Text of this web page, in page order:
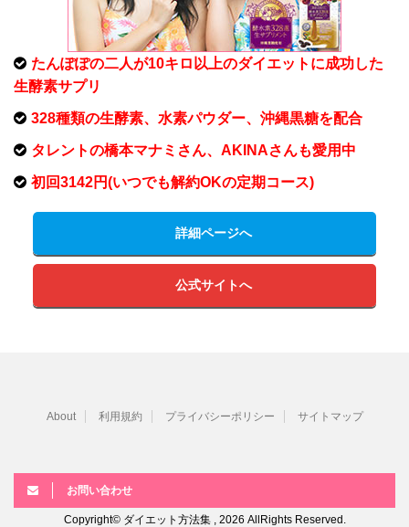
たんぽぽの二人が10キロ以上のダイエットに成功した
生酵素サプリ
328種類の生酵素、水素パウダー、沖縄黒糖を配合
タレントの橋本マナミさん、AKINAさんも愛用中
初回3142円(いつでも解約OKの定期コース)
詳細ページへ
公式サイトへ
About 利用規約 プライバシーポリシー サイトマップ
お問い合わせ
Copyright© ダイエット方法集 , 2026 AllRights Reserved.